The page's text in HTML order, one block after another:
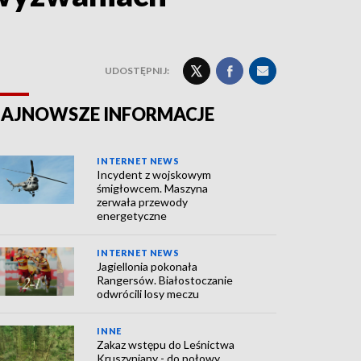
UDOSTĘPNIJ:
INFORMACJE
INTERNET NEWS
Incydent z wojskowym
śmigłowcem. Maszyna
zerwała przewody
energetyczne
INTERNET NEWS
Jagiellonia pokonała
Rangersów. Białostoczanie
odwrócili losy meczu
INNE
Zakaz wstępu do Leśnictwa
Kruszyniany - do połowy